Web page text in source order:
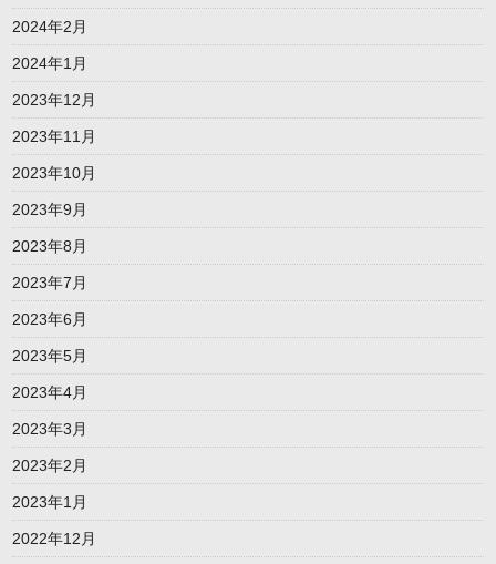
2024年2月
2024年1月
2023年12月
2023年11月
2023年10月
2023年9月
2023年8月
2023年7月
2023年6月
2023年5月
2023年4月
2023年3月
2023年2月
2023年1月
2022年12月